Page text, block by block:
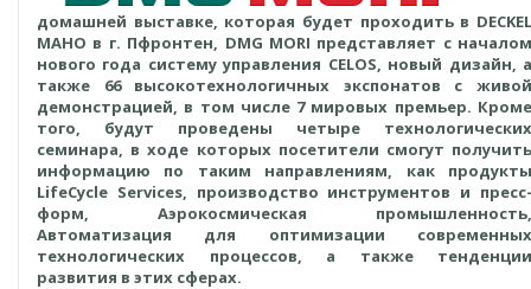
домашней выставке, которая будет проходить в DECKEL
MAHO в г. Пфронтен, DMG MORI представляет с началом
нового года систему управления CELOS, новый дизайн, а
также 66 высокотехнологичных экспонатов с живой
демонстрацией, в том числе 7 мировых премьер. Кроме
того, будут проведены четыре технологических
семинара, в ходе которых посетители смогут получить
информацию по таким направлениям, как продукты
LifeCycle Services, производство инструментов и пресс-
форм, Аэрокосмическая промышленность,
Автоматизация для оптимизации современных
технологических процессов, а также тенденции
развития в этих сферах.